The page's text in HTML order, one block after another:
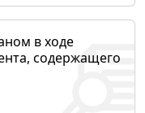
в ходе
содержащего